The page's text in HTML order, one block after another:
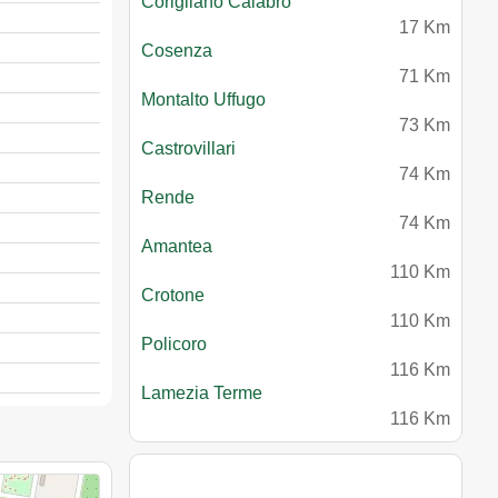
17 Km
Cosenza
71 Km
Montalto Uffugo
73 Km
Castrovillari
74 Km
Rende
74 Km
Amantea
110 Km
Crotone
110 Km
Policoro
116 Km
Lamezia Terme
116 Km